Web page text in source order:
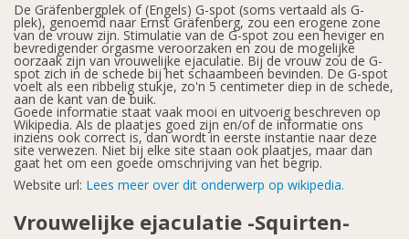
De Gräfenbergplek of (Engels) G-spot (soms vertaald als G-
plek), genoemd naar Ernst Gräfenberg, zou een erogene zone
van de vrouw zijn. Stimulatie van de G-spot zou een heviger en
bevredigender orgasme veroorzaken en zou de mogelijke
oorzaak zijn van vrouwelijke ejaculatie. Bij de vrouw zou de G-
spot zich in de schede bij het schaambeen bevinden. De G-spot
voelt als een ribbelig stukje, zo'n 5 centimeter diep in de schede,
aan de kant van de buik.
Goede informatie staat vaak mooi en uitvoerig beschreven op
Wikipedia. Als de plaatjes goed zijn en/of de informatie ons
inziens ook correct is, dan wordt in eerste instantie naar deze
site verwezen. Niet bij elke site staan ook plaatjes, maar dan
gaat het om een goede omschrijving van het begrip.
Website url: Lees meer over dit onderwerp op wikipedia.
Vrouwelijke ejaculatie -Squirten-